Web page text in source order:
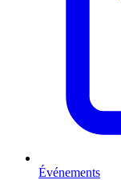
Événements